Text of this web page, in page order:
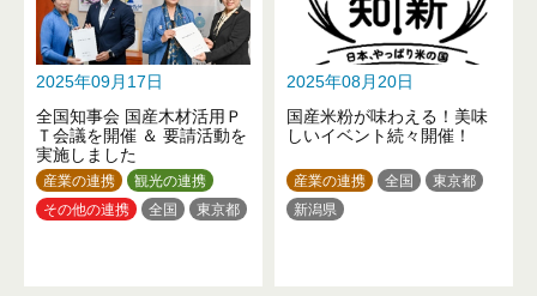
福岡県
熊本県
大分県
沖縄県
2025年09月17日
全国知事会 国産木材活用Ｐ
Ｔ会議を開催 ＆ 要請活動を
実施しました
産業の連携
観光の連携
その他の連携
全国 東京都
2025年08月20日
国産米粉が味わえる！美味
しいイベント続々開催！
産業の連携 全国
東京都
新潟県